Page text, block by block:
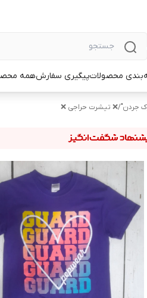
محصولاتپیگیری سفارشهمه
جردن"/❌ تیشرت حراجی ❌